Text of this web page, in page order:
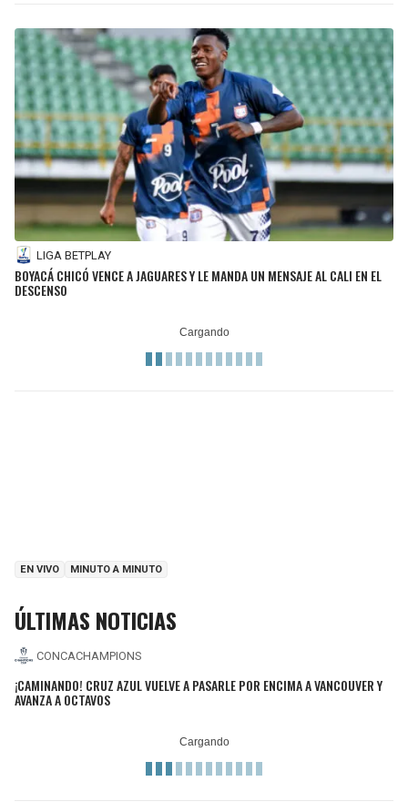
LIGA BETPLAY
BOYACÁ CHICÓ VENCE A JAGUARES Y LE MANDA UN MENSAJE AL CALI EN EL
DESCENSO
EN VIVO MINUTO A MINUTO
ÚLTIMAS NOTICIAS
CONCACHAMPIONS
¡CAMINANDO! CRUZ AZUL VUELVE A PASARLE POR ENCIMA A VANCOUVER Y
AVANZA A OCTAVOS